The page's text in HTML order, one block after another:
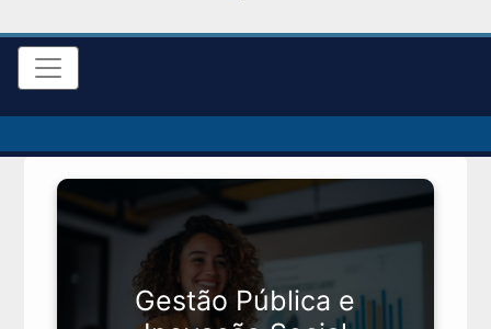
Gestão Pública e
Clique aqui para mais